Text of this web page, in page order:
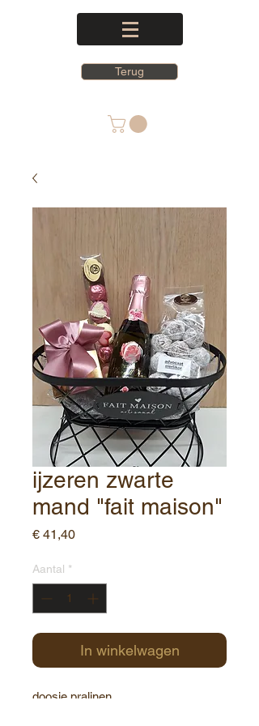
Terug
ijzeren zwarte
mand "fait maison"
€ 41,40Prijs
Aantal *
In winkelwagen
doosje pralinen